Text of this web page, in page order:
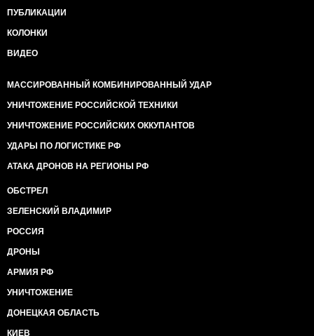
ПУБЛИКАЦИИ
КОЛОНКИ
ВИДЕО
МАССИРОВАННЫЙ КОМБИНИРОВАННЫЙ УДАР
УНИЧТОЖЕНИЕ РОССИЙСКОЙ ТЕХНИКИ
УНИЧТОЖЕНИЕ РОССИЙСКИХ ОККУПАНТОВ
УДАРЫ ПО ЛОГИСТИКЕ РФ
АТАКА ДРОНОВ НА РЕГИОНЫ РФ
ОБСТРЕЛ
ЗЕЛЕНСКИЙ ВЛАДИМИР
РОССИЯ
ДРОНЫ
АРМИЯ РФ
УНИЧТОЖЕНИЕ
ДОНЕЦКАЯ ОБЛАСТЬ
КИЕВ